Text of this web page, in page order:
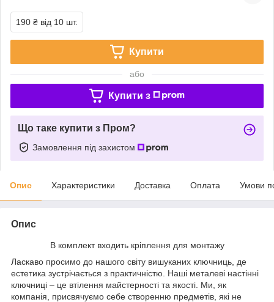
190 ₴ від 10 шт.
Купити
або
Купити з
Що таке купити з Пром?
Замовлення під захистом
Опис Характеристики Доставка Оплата Умови
Опис
В комплект входить кріплення для монтажу
Ласкаво просимо до нашого світу вишуканих ключниць, де
естетика зустрічається з практичністю. Наші металеві настінні
ключниці – це втілення майстерності та якості. Ми, як
компанія, присвячуємо себе створенню предметів, які не